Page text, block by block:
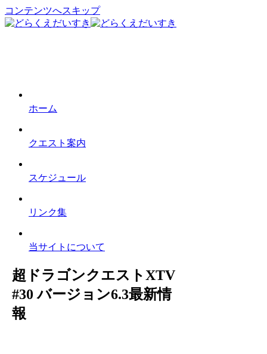
コンテンツへスキップ
ホーム
クエスト案内
スケジュール
リンク集
当サイトについて
超ドラゴンクエストXTV
#30 バージョン6.3最新情
報